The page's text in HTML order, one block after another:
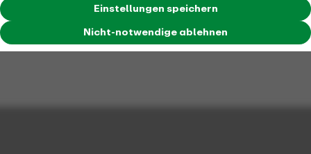
Einstellungen speichern
Nicht-notwendige ablehnen